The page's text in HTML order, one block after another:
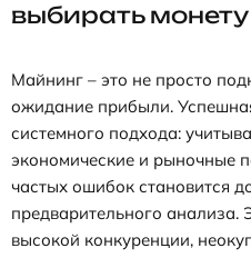
выбирать
Майнинг – это не просто
ожидание прибыли.
системного подхода:
экономические и рыночные
частых ошибок становится
предварительного анализа.
высокой конкуренции,